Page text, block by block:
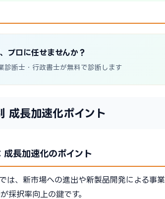
プロに任せませんか？
診断士・行政書士が無料で診断します
成長加速化ポイント
成長加速化のポイント
は、新市場への進出や新製品開発による事
採択率向上の鍵です。